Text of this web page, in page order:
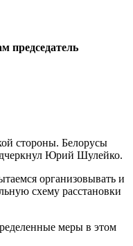
председатель
стороны. Белорусы
Юрий Шулейко.
организовывать и
схему расстановки
меры в этом